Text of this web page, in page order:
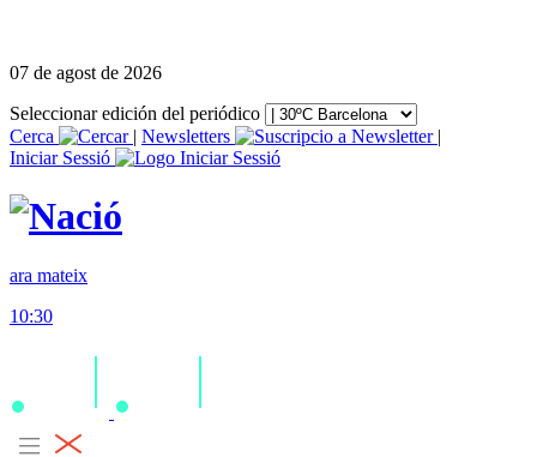
07 de agost de 2026
Seleccionar edición del periódico
Cerca
| Newsletters
|
Iniciar Sessió
ara mateix
10:30